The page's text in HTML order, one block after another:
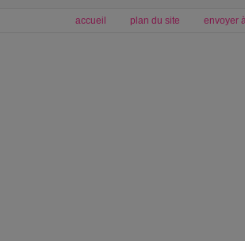
accueil plan du site envoyer